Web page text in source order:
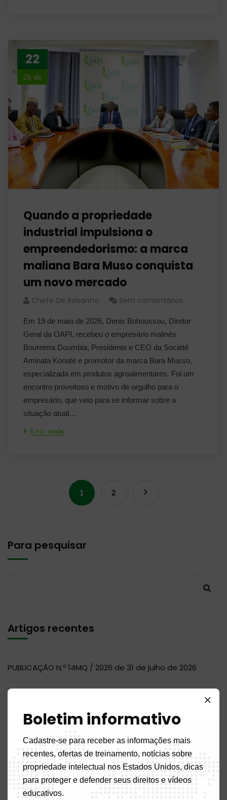
22
26 de
Quando a propriedade
industrial impulsiona o
empreendedorismo: a marca
maliana Bara Muso conquista
um novo mercado
Chefe De Rebanho Sem comentários
Em 19 de maio de 2026, Denis Bohoussou, Diretor
Geral da OAPI, recebeu o empresário malinês
Boureima Doumbia, Presidente e CEO da Société
Aminata Konaté e promotor da marca Bara Musso,
especializada em produtos agroalimentares. Foi um
encontro proveitoso e motivo de orgulho para o
empresário, que veio para se informar sobre a
situação atual…
Leia mais
1 2
Para pesquisar
Artigos recentes
PUBLICAÇÃO N.º 14MQ / 2026 de 31 de julho de 2026
PUBLICAÇÃO N.º 11DM / 2026 de 31 de julho de 2026
PUBLICAÇÃO N.º 04 BR / 2026 de 31 de julho de 2026
PUBLICAÇÃO N.º 07NC / 2026 de 31 de julho de 2026
AVISO DE CONTRATAÇÃO DE AUDITOR
Boletim informativo
Cadastre-se para receber as informações mais
recentes, ofertas de treinamento, notícias sobre
propriedade intelectual nos Estados Unidos, dicas
para proteger e defender seus direitos e vídeos
educativos.